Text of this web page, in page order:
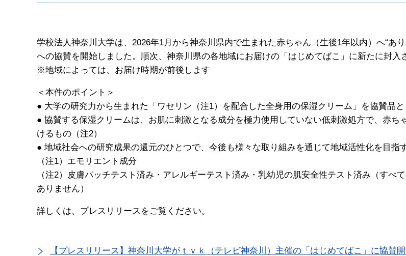
学校法人神奈川大学は、2026年1月から神奈川県内で生まれた赤ちゃん（生後1年以内）へ“あ
への協賛を開始しました。順次、神奈川県の各地域にお届けの「はじめてばこ」に新たに封入
※地域によっては、お届け時期が前後します
＜本件のポイント＞
● 大学の研究力から生まれた「ワセリン（注1）を配合した全身用の保湿クリーム」を協賛品
● 協賛する保湿クリームは、お肌に刺激となる成分を極力使用していない低刺激処方で、赤
けるもの（注2）
● 地域社会への研究成果の還元のひとつで、今後も様々な取り組みを通じて地域活性化を目指
（注1）エモリエント成分
（注2）皮膚パッチテスト済み・アレルギーテスト済み・乳幼児の肌安全性テスト済み（す
ありません）
詳しくは、プレスリリースをご覧ください。
【プレスリリース】神奈川大学がｔｖｋ（テレビ神奈川）主催の「はじめてばこ」に協